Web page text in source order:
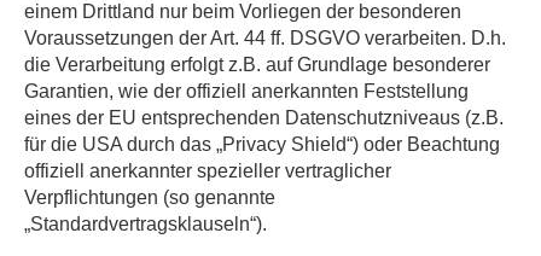
einem Drittland nur beim Vorliegen der besonderen
Voraussetzungen der Art. 44 ff. DSGVO verarbeiten. D.h.
die Verarbeitung erfolgt z.B. auf Grundlage besonderer
Garantien, wie der offiziell anerkannten Feststellung
eines der EU entsprechenden Datenschutzniveaus (z.B.
für die USA durch das „Privacy Shield“) oder Beachtung
offiziell anerkannter spezieller vertraglicher
Verpflichtungen (so genannte
„Standardvertragsklauseln“).